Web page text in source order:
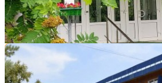
Профилей лечения: 7
Санаторий Южный урал
3.89 отзывов
Нет цен или свободных мест
Выбрать другой